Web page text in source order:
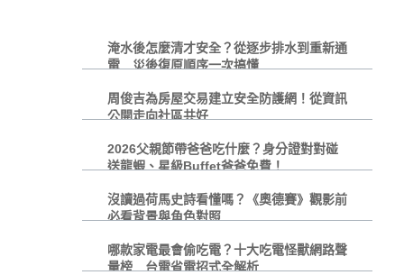
淹水後怎麼清才安全？從逐步排水到重新通
電 災後復原順序一次搞懂
周俊吉為房屋交易建立安全防護網！從資訊
公開走向社區共好
2026父親節帶爸爸吃什麼？身分證對對碰
送龍蝦、星級Buffet爸爸免費！
沒讀過荷馬史詩看懂嗎？《奧德賽》觀影前
必看背景與角色對照
哪款家電最會偷吃電？十大吃電怪獸網路聲
量榜 台電省電招式全解析